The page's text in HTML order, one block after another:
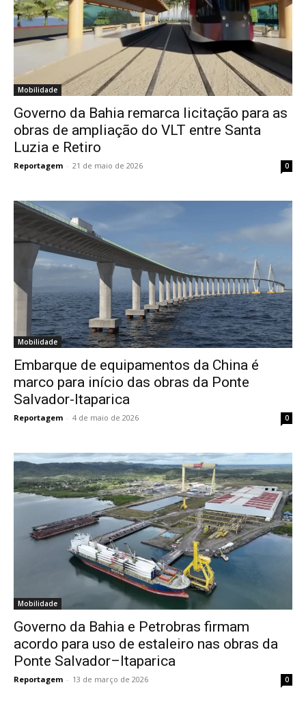
Mobilidade
Governo da Bahia remarca licitação para as
obras de ampliação do VLT entre Santa
Luzia e Retiro
Reportagem - 21 de maio de 2026 0
Mobilidade
Embarque de equipamentos da China é
marco para início das obras da Ponte
Salvador-Itaparica
Reportagem - 4 de maio de 2026 0
Mobilidade
Governo da Bahia e Petrobras firmam
acordo para uso de estaleiro nas obras da
Ponte Salvador–Itaparica
Reportagem - 13 de março de 2026 0